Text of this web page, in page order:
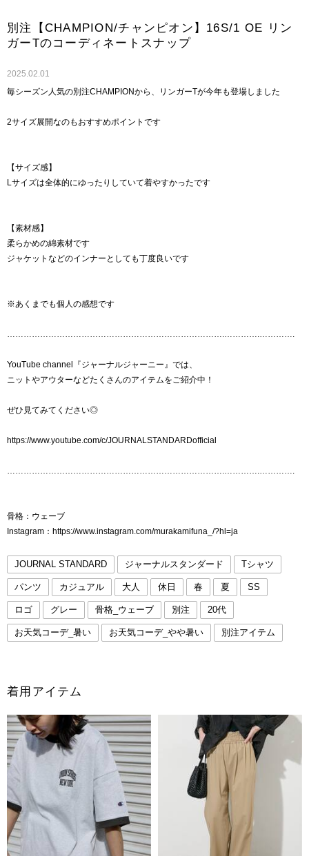
別注【CHAMPION/チャンピオン】16S/1 OE リン
ガーTのコーディネートスナップ
2025.02.01
毎シーズン人気の別注CHAMPIONから、リンガーTが今年も登場しました
2サイズ展開なのもおすすめポイントです
【サイズ感】
Lサイズは全体的にゆったりしていて着やすかったです
【素材感】
柔らかめの綿素材です
ジャケットなどのインナーとしても丁度良いです
※あくまでも個人の感想です
…………………………………………………………………….………….………….
YouTube channel『ジャーナルジャーニー』では、
ニットやアウターなどたくさんのアイテムをご紹介中！
ぜひ見てみてください◎
https://www.youtube.com/c/JOURNALSTANDARDofficial
…………………………………………………………………….………….………….
骨格：ウェーブ
Instagram：https://www.instagram.com/murakamifuna_/?hl=ja
JOURNAL STANDARD ジャーナルスタンダード Tシャツ
パンツ カジュアル 大人 休日 春 夏 SS
ロゴ グレー 骨格_ウェーブ 別注 20代
お天気コーデ_暑い お天気コーデ_やや暑い 別注アイテム
着用アイテム